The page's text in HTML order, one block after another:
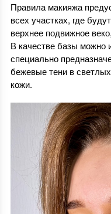
Правила макияжа
всех участках, где
верхнее подвижное
В качестве базы можно
специально
бежевые тени в
кожи.